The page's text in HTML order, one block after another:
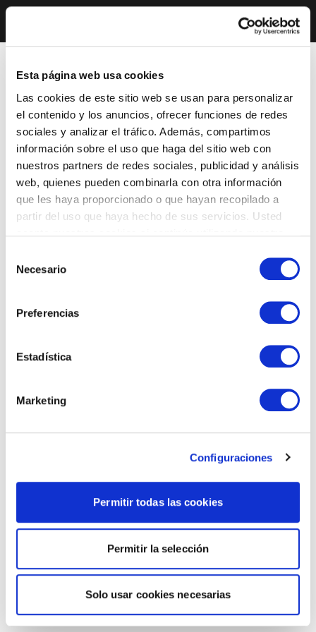
Esta página web usa cookies
Las cookies de este sitio web se usan para personalizar
el contenido y los anuncios, ofrecer funciones de redes
sociales y analizar el tráfico. Además, compartimos
información sobre el uso que haga del sitio web con
nuestros partners de redes sociales, publicidad y análisis
web, quienes pueden combinarla con otra información
que les haya proporcionado o que hayan recopilado a
partir del uso que haya hecho de sus servicios. Usted
Necesario
Preferencias
Estadística
Marketing
Configuraciones
Permitir todas las cookies
Permitir la selección
Solo usar cookies necesarias